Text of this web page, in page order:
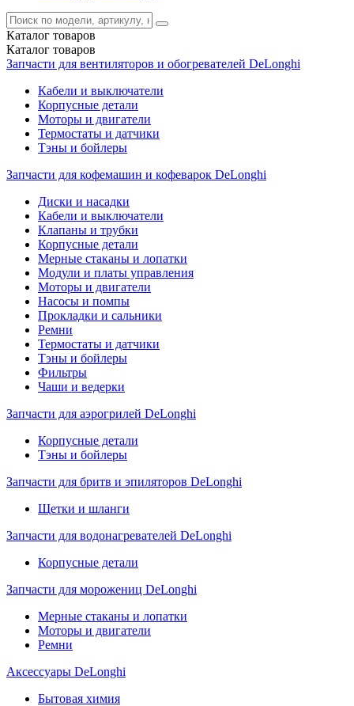
Каталог товаров
Каталог товаров
Запчасти для вентиляторов и обогревателей DeLonghi
Кабели и выключатели
Корпусные детали
Моторы и двигатели
Термостаты и датчики
Тэны и бойлеры
Запчасти для кофемашин и кофеварок DeLonghi
Диски и насадки
Кабели и выключатели
Клапаны и трубки
Корпусные детали
Мерные стаканы и лопатки
Модули и платы управления
Моторы и двигатели
Насосы и помпы
Прокладки и сальники
Ремни
Термостаты и датчики
Тэны и бойлеры
Фильтры
Чаши и ведерки
Запчасти для аэрогрилей DeLonghi
Корпусные детали
Тэны и бойлеры
Запчасти для бритв и эпиляторов DeLonghi
Щетки и шланги
Запчасти для водонагревателей DeLonghi
Корпусные детали
Запчасти для морожениц DeLonghi
Мерные стаканы и лопатки
Моторы и двигатели
Ремни
Аксессуары DeLonghi
Бытовая химия